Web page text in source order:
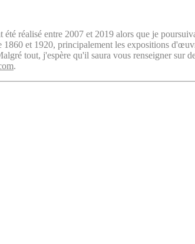
réalisé entre 2007 et 2019 alors que je
et 1920, principalement les expositions
tout, j'espère qu'il saura vous renseigner sur
.